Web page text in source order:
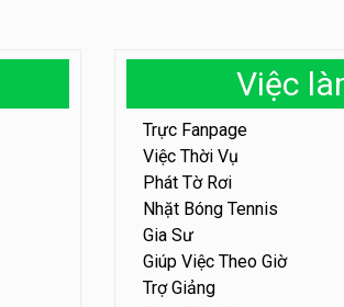
Việc
Trực Fanpage
Việc Thời Vụ
Phát Tờ Rơi
Nhặt Bóng Tennis
Gia Sư
Giúp Việc Theo Giờ
Trợ Giảng